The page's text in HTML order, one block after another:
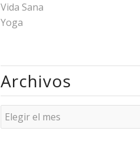
Vida Sana
Yoga
Archivos